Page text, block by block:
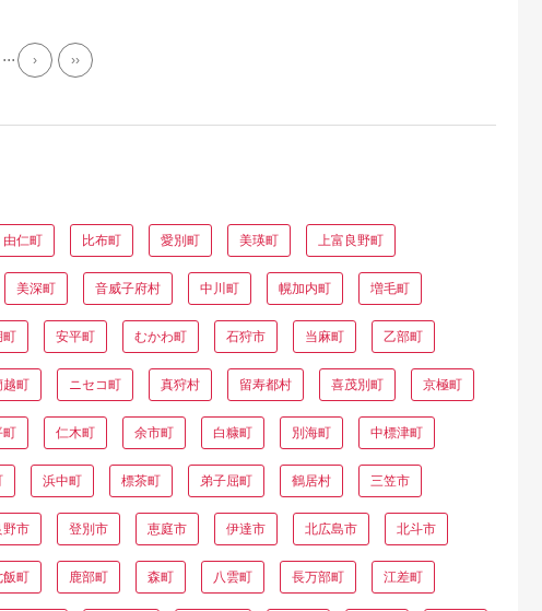
... › ››
由仁町 比布町 愛別町 美瑛町 上富良野町
美深町 音威子府村 中川町 幌加内町 増毛町
町 安平町 むかわ町 石狩市 当麻町 乙部町
越町 ニセコ町 真狩村 留寿都村 喜茂別町 京極町
町 仁木町 余市町 白糠町 別海町 中標津町
浜中町 標茶町 弟子屈町 鶴居村 三笠市
野市 登別市 恵庭市 伊達市 北広島市 北斗市
飯町 鹿部町 森町 八雲町 長万部町 江差町